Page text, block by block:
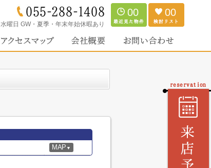
水曜日 GW・夏季・年末年始休暇あり
00 00
MAP ▼